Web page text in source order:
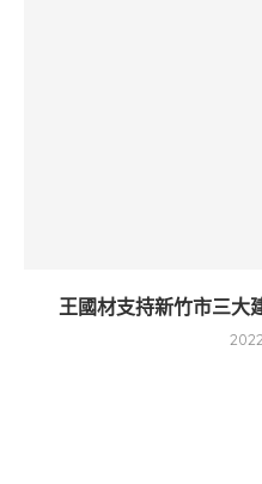
王國材支持新竹市三大